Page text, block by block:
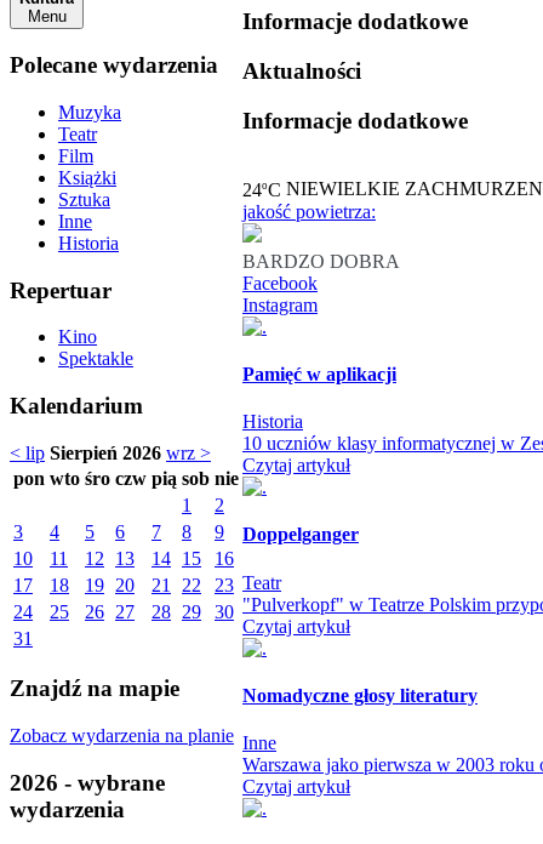
Menu
Polecane wydarzenia
Muzyka
Teatr
Film
Książki
Sztuka
Inne
Historia
Repertuar
Kino
Spektakle
Kalendarium
< lip Sierpień 2026 wrz >
pon wto śro czw pią sob nie
1
2
3
4 5 6 7 8
9
10
11 12 13 14 15
16
17
18 19 20 21 22
23
24
25 26 27 28 29
30
31
Znajdź na mapie
Zobacz wydarzenia na planie
2026 - wybrane
wydarzenia
Informacje dodatkowe
Aktualności
Informacje dodatkowe
24oC NIEWIELKIE
jakość powietrza:
BARDZO DOBRA
Facebook
Instagram
Pamięć w aplikacji
Historia
10 uczniów klasy informatycznej w
Czytaj artykuł
Doppelganger
Teatr
"Pulverkopf" w Teatrze Polskim
Czytaj artykuł
Nomadyczne głosy literatury
Inne
Warszawa jako pierwsza w 2003 roku
Czytaj artykuł